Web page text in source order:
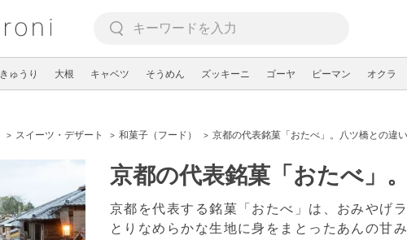
きゅうり 大根 キャベツ そうめん ズッキーニ ゴーヤ ピーマン オクラ
スイーツ・デザート 和菓子（フード） 京都の代表銘菓「おたべ」。八ツ橋との違
京都の代表銘菓「おたべ」
京都を代表する銘菓「おたべ」は、おみやげ
とりなめらかな生地に身をまとったあんの甘